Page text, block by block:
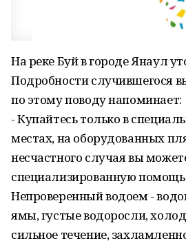
На реке Буй в городе Янаул
Подробности случившегося
по этому поводу напоминает:
- Купайтесь только в
местах, на оборудованных
несчастного случая вы
специализированную помощь
Непроверенный водоем -
ямы, густые водоросли,
сильное течение,